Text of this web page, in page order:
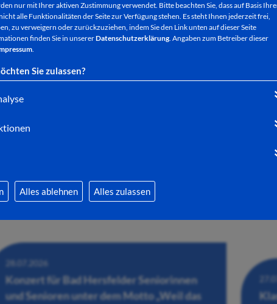
nur mit Ihrer aktiven Zustimmung verwendet. Bitte beachten Sie, dass auf Basis
alle Funktionalitäten der Seite zur Verfügung stehen. Es steht Ihnen jederzeit frei,
zu verweigern oder zurückzuziehen, indem Sie den Link unten auf dieser Seite
finden Sie in unsererDatenschutzerklärung. Angaben zum Betreiber dieser
.
Sie zulassen?
Alles ablehnen Alles zulassen
30.07.2026
Händlerinnen und Händler für
28.07.2026
Konzert für Bad Hersfelder Seniorinnen
und Senioren unter dem Motto „Weil das